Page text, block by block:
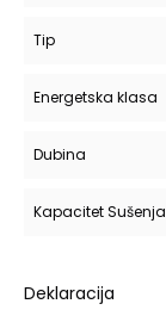
Tip
Energetska klasa
Dubina
Kapacitet Sušenja
Deklaracija